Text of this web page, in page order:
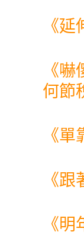
《延
《嚇
何節
《單
《跟
《明